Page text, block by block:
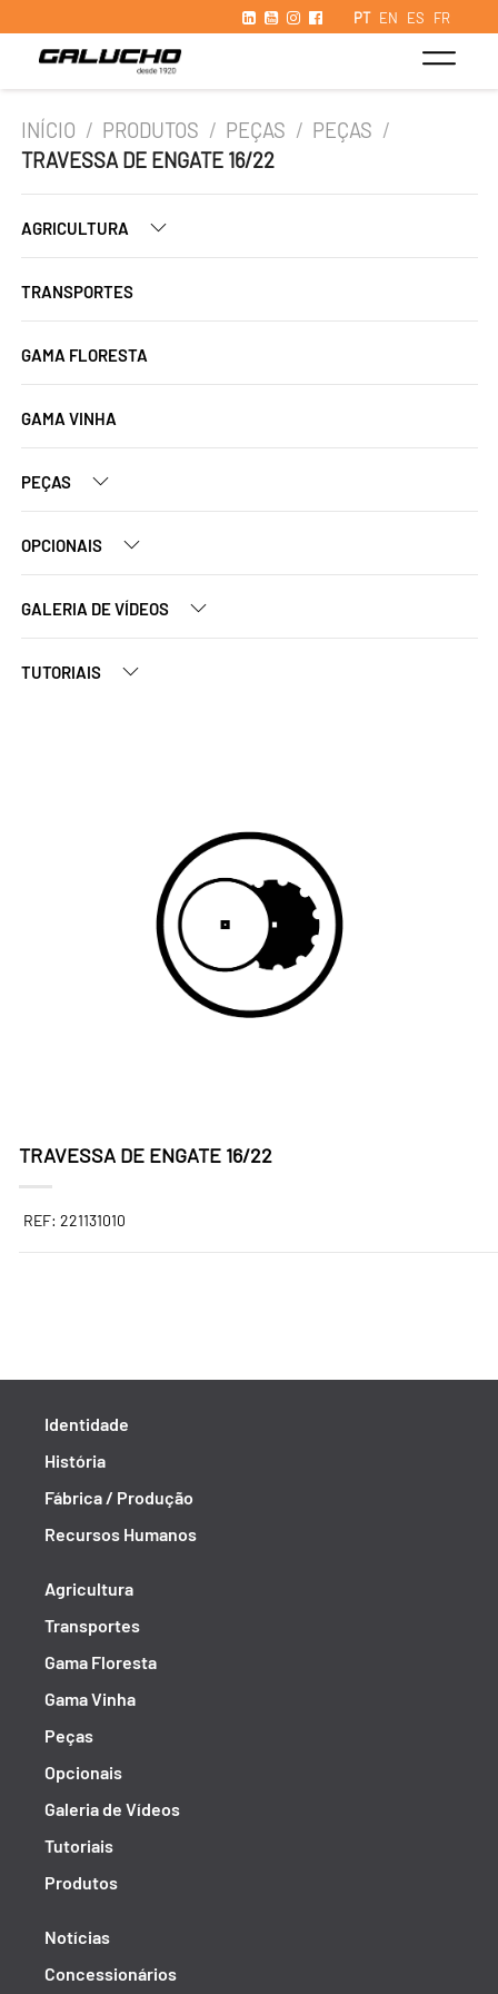
PT EN ES FR
INÍCIO / PRODUTOS / PEÇAS / PEÇAS /
TRAVESSA DE ENGATE 16/22
AGRICULTURA
TRANSPORTES
GAMA FLORESTA
GAMA VINHA
PEÇAS
OPCIONAIS
GALERIA DE VÍDEOS
TUTORIAIS
TRAVESSA DE ENGATE 16/22
REF: 221131010
Identidade
História
Fábrica / Produção
Recursos Humanos
Agricultura
Transportes
Gama Floresta
Gama Vinha
Peças
Opcionais
Galeria de Vídeos
Tutoriais
Produtos
Notícias
Concessionários